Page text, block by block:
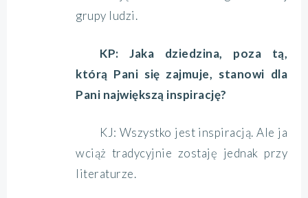
grupy ludzi.
KP: Jaka dziedzina, poza tą,
którą Pani się zajmuje, stanowi dla
Pani największą inspirację?
KJ: Wszystko jest inspiracją. Ale ja
wciąż tradycyjnie zostaję jednak przy
literaturze.